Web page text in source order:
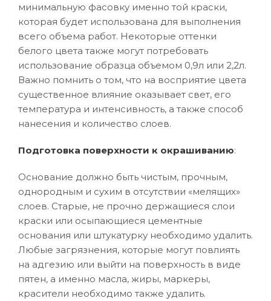
минимальную фасовку именно той краски,
которая будет использована для выполнения
всего объема работ. Некоторые оттенки
белого цвета также могут потребовать
использование образца объемом 0,9л или 2,2л.
Важно помнить о том, что на восприятие цвета
существенное влияние оказывает свет, его
температура и интенсивность, а также способ
нанесения и количество слоев.
Подготовка поверхности к окрашиванию:
Основание должно быть чистым, прочным,
однородным и сухим в отсутствии «мелящих»
слоев. Старые, не прочно держащиеся слои
краски или осыпающиеся цементные
основания или штукатурку необходимо удалить.
Любые загрязнения, которые могут повлиять
на адгезию или выйти на поверхность в виде
пятен, а именно масла, жиры, маркеры,
красители необходимо также удалить.